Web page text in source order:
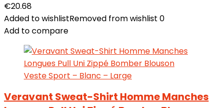
€20.68
Added to wishlistRemoved from wishlist 0
Add to compare
Veravant Sweat-Shirt Homme Manches